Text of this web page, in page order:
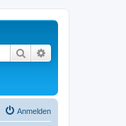
Suche
Anmelden